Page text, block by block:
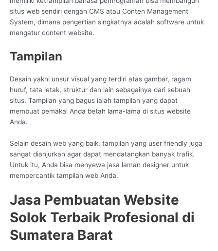
situs web sendiri dengan CMS atau Conten Management
System, dimana pengertian singkatnya adalah software untuk
mengatur content website.
Tampilan
Desain yakni unsur visual yang terdiri atas gambar, ragam
huruf, tata letak, struktur dan lain sebagainya dari sebuah
situs. Tampilan yang bagus ialah tampilan yang dapat
membuat pemakai Anda betah lama-lama di situs website
Anda.
Selain desain web yang baik, tampilan yang user friendly juga
sangat dianjurkan agar dapat mendatangkan banyak trafik.
Untuk itu, Anda bisa menyewa jasa laman designer untuk
mempercantik tampilan web Anda.
Jasa Pembuatan Website
Solok Terbaik Profesional di
Sumatera Barat